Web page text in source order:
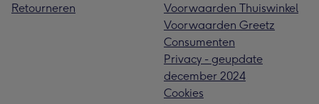
Retourneren
Voorwaarden Thuiswinkel
Voorwaarden Greetz
Consumenten
Privacy - geupdate
december 2024
Cookies